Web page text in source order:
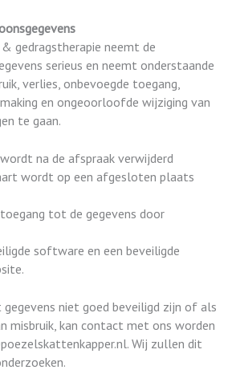
gedragstherapie neemt de
serieus en neemt onderstaande
verlies, onbevoegde toegang,
en ongeoorloofde wijziging van
te gaan.
na de afspraak verwijderd
wordt op een afgesloten plaats
tot de gegevens door
software en een beveiligde
gegevens niet goed beveiligd zijn of als
misbruik, kan contact met ons worden
Wij zullen dit